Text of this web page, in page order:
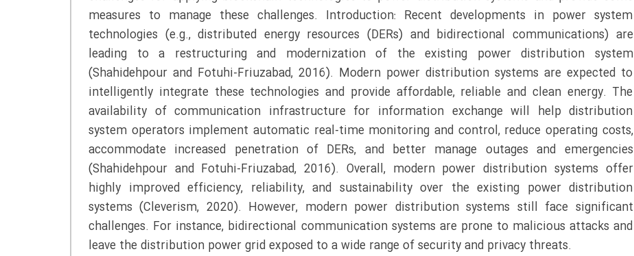
measures to manage these challenges. Introduction: Recent developments in power system
technologies (e.g., distributed energy resources (DERs) and bidirectional communications) are
leading to a restructuring and modernization of the existing power distribution system
(Shahidehpour and Fotuhi-Friuzabad, 2016). Modern power distribution systems are expected to
intelligently integrate these technologies and provide affordable, reliable and clean energy. The
availability of communication infrastructure for information exchange will help distribution
system operators implement automatic real-time monitoring and control, reduce operating costs,
accommodate increased penetration of DERs, and better manage outages and emergencies
(Shahidehpour and Fotuhi-Friuzabad, 2016). Overall, modern power distribution systems offer
highly improved efficiency, reliability, and sustainability over the existing power distribution
systems (Cleverism, 2020). However, modern power distribution systems still face significant
challenges. For instance, bidirectional communication systems are prone to malicious attacks and
leave the distribution power grid exposed to a wide range of security and privacy threats.